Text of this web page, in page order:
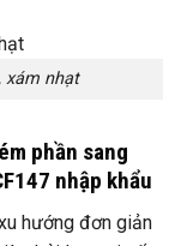
xám nhạt
phần sang
nhập khẩu
hướng đơn giản